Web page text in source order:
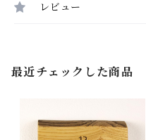
レビュー
最近チェックした商品